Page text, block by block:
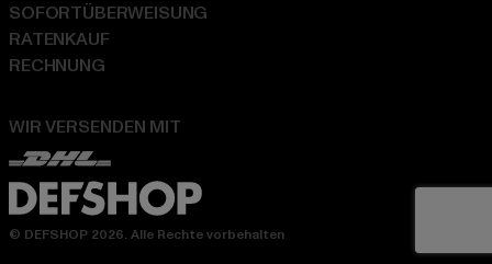
WIR VERSENDEN MIT
SOFORTÜBERWEISUNG
RATENKAUF
RECHNUNG
© DEFSHOP 2026. Alle Rechte vorbehalten